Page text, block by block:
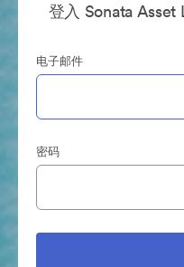
登入 Sonata
电子邮件
密码